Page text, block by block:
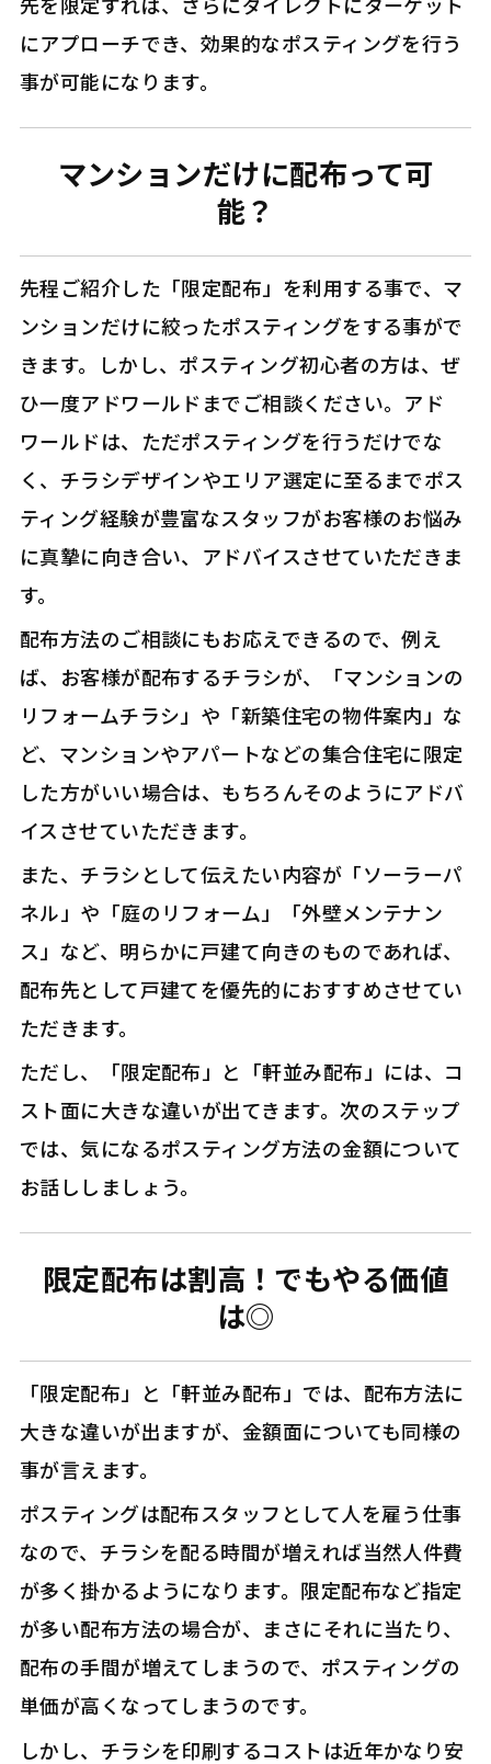
にアプローチでき、効果的なポスティングを行う
事が可能になります。
マンションだけに配布って可
能？
先程ご紹介した「限定配布」を利用する事で、マ
ンションだけに絞ったポスティングをする事がで
きます。しかし、ポスティング初心者の方は、ぜ
ひ一度アドワールドまでご相談ください。アド
ワールドは、ただポスティングを行うだけでな
く、チラシデザインやエリア選定に至るまでポス
ティング経験が豊富なスタッフがお客様のお悩み
に真摯に向き合い、アドバイスさせていただきま
す。
配布方法のご相談にもお応えできるので、例え
ば、お客様が配布するチラシが、「マンションの
リフォームチラシ」や「新築住宅の物件案内」な
ど、マンションやアパートなどの集合住宅に限定
した方がいい場合は、もちろんそのようにアドバ
イスさせていただきます。
また、チラシとして伝えたい内容が「ソーラーパ
ネル」や「庭のリフォーム」「外壁メンテナン
ス」など、明らかに戸建て向きのものであれば、
配布先として戸建てを優先的におすすめさせてい
ただきます。
ただし、「限定配布」と「軒並み配布」には、コ
スト面に大きな違いが出てきます。次のステップ
では、気になるポスティング方法の金額について
お話ししましょう。
限定配布は割高！でもやる価値
は◎
「限定配布」と「軒並み配布」では、配布方法に
大きな違いが出ますが、金額面についても同様の
事が言えます。
ポスティングは配布スタッフとして人を雇う仕事
なので、チラシを配る時間が増えれば当然人件費
が多く掛かるようになります。限定配布など指定
が多い配布方法の場合が、まさにそれに当たり、
配布の手間が増えてしまうので、ポスティングの
単価が高くなってしまうのです。
しかし、チラシを印刷するコストは近年かなり安